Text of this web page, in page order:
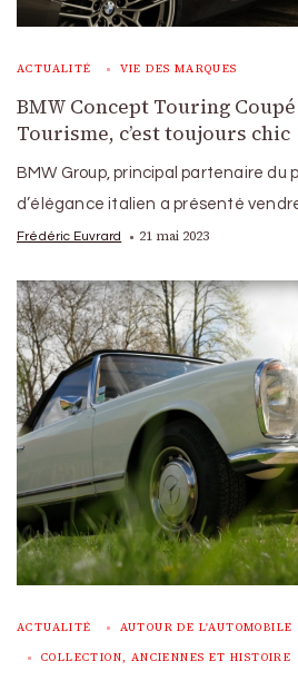
ACTUALITÉ VIE DES MARQUES
BMW Concept Touring
Tourisme, c’est toujours chic
BMW Group, principal partenaire du
d’élégance italien a présenté
Frédéric Euvrard 21 mai 2023
ACTUALITÉ AUTOUR DE L'AUTOMOBILE
COLLECTION, ANCIENNES ET HISTOIRE